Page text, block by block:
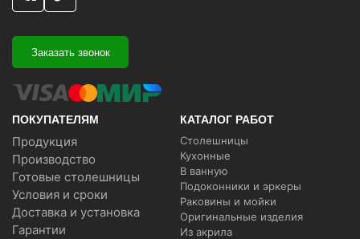
Заказать звонок
ПОКУПАТЕЛЯМ
Продукция
Производство
Готовые столешницы
Условия и сроки
Доставка и установка
Гарантии
КАТАЛОГ РАБОТ
Столешницы
Кухонные
В ванную
Подоконники и эркеры
Раковины и мойки
Оригинальные изделия
Из акрила